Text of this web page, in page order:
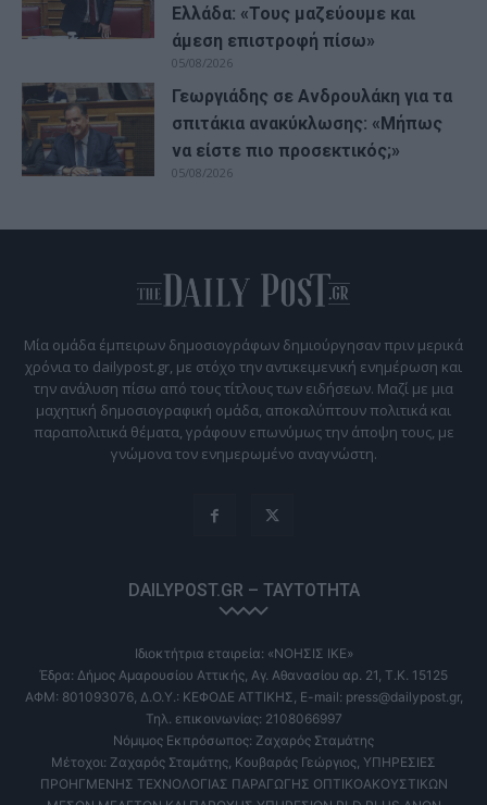
Ελλάδα: «Τους μαζεύουμε και
άμεση επιστροφή πίσω»
05/08/2026
Γεωργιάδης σε Ανδρουλάκη για τα
σπιτάκια ανακύκλωσης: «Μήπως
να είστε πιο προσεκτικός;»
05/08/2026
Μία ομάδα έμπειρων δημοσιογράφων δημιούργησαν πριν μερικά
χρόνια το dailypost.gr, με στόχο την αντικειμενική ενημέρωση και
την ανάλυση πίσω από τους τίτλους των ειδήσεων. Μαζί με μια
μαχητική δημοσιογραφική ομάδα, αποκαλύπτουν πολιτικά και
παραπολιτικά θέματα, γράφουν επωνύμως την άποψη τους, με
γνώμονα τον ενημερωμένο αναγνώστη.
DAILYPOST.GR – ΤΑΥΤΌΤΗΤΑ
Ιδιοκτήτρια εταιρεία: «ΝΟΗΣΙΣ ΙΚΕ»
Έδρα: Δήμος Αμαρουσίου Αττικής, Αγ. Αθανασίου αρ. 21, Τ.Κ. 15125
ΑΦΜ: 801093076, Δ.Ο.Υ.: ΚΕΦΟΔΕ ΑΤΤΙΚΗΣ, E-mail: press@dailypost.gr,
Τηλ. επικοινωνίας: 2108066997
Νόμιμος Εκπρόσωπος: Ζαχαρός Σταμάτης
Μέτοχοι: Ζαχαρός Σταμάτης, Κουβαράς Γεώργιος, ΥΠΗΡΕΣΙΕΣ
ΠΡΟΗΓΜΕΝΗΣ ΤΕΧΝΟΛΟΓΙΑΣ ΠΑΡΑΓΩΓΗΣ ΟΠΤΙΚΟΑΚΟΥΣΤΙΚΩΝ